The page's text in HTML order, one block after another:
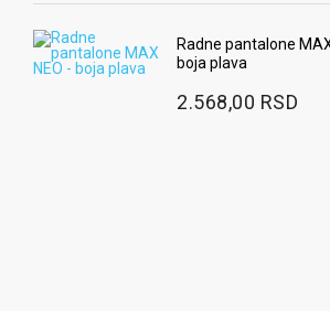
Radne pantalone
boja plava
2.568,00 RSD